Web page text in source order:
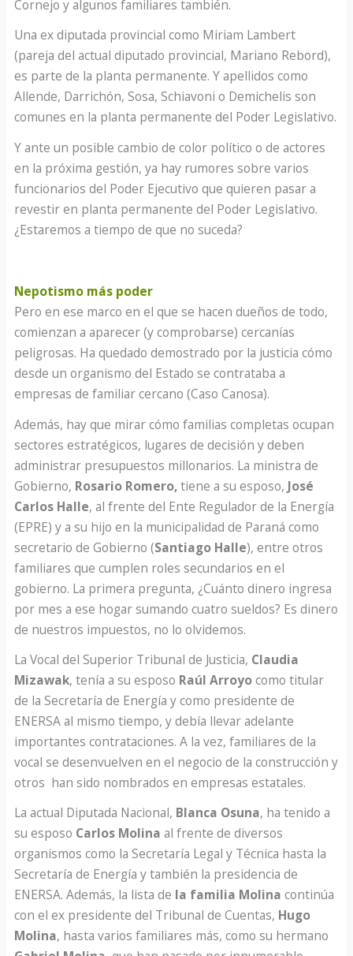
Cornejo y algunos familiares también.
Una ex diputada provincial como Miriam Lambert
(pareja del actual diputado provincial, Mariano Rebord),
es parte de la planta permanente. Y apellidos como
Allende, Darrichón, Sosa, Schiavoni o Demichelis son
comunes en la planta permanente del Poder Legislativo.
Y ante un posible cambio de color político o de actores
en la próxima gestión, ya hay rumores sobre varios
funcionarios del Poder Ejecutivo que quieren pasar a
revestir en planta permanente del Poder Legislativo.
¿Estaremos a tiempo de que no suceda?
Nepotismo más poder
Pero en ese marco en el que se hacen dueños de todo,
comienzan a aparecer (y comprobarse) cercanías
peligrosas. Ha quedado demostrado por la justicia cómo
desde un organismo del Estado se contrataba a
empresas de familiar cercano (Caso Canosa).
Además, hay que mirar cómo familias completas ocupan
sectores estratégicos, lugares de decisión y deben
administrar presupuestos millonarios. La ministra de
Gobierno, Rosario Romero,tiene a su esposo, José
Carlos Halle, al frente del Ente Regulador de la Energía
(EPRE) y a su hijo en la municipalidad de Paraná como
secretario de Gobierno (Santiago Halle), entre otros
familiares que cumplen roles secundarios en el
gobierno. La primera pregunta, ¿Cuánto dinero ingresa
por mes a ese hogar sumando cuatro sueldos? Es dinero
de nuestros impuestos, no lo olvidemos.
La Vocal del Superior Tribunal de Justicia, Claudia
Mizawak, tenía a su esposo Raúl Arroyocomo titular
de la Secretaría de Energía y como presidente de
ENERSA al mismo tiempo, y debía llevar adelante
importantes contrataciones. A la vez, familiares de la
vocal se desenvuelven en el negocio de la construcción y
otros han sido nombrados en empresas estatales.
La actual Diputada Nacional, Blanca Osuna, ha tenido a
su esposo Carlos Molina al frente de diversos
organismos como la Secretaría Legal y Técnica hasta la
Secretaría de Energía y también la presidencia de
ENERSA. Además, la lista de la familia Molina continúa
con el ex presidente del Tribunal de Cuentas, Hugo
Molina, hasta varios familiares más, como su hermano